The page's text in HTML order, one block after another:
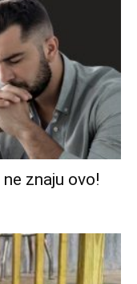
znaju ovo!